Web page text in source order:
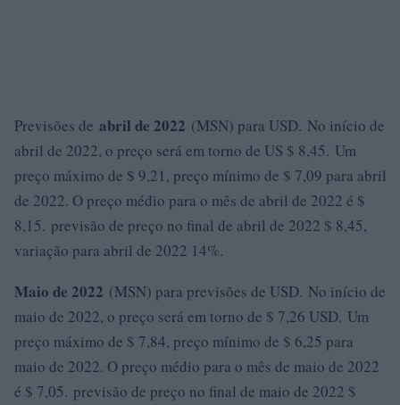
Previsões de abril de 2022 (MSN) para USD. No início de
abril de 2022, o preço será em torno de US $ 8,45. Um
preço máximo de $ 9,21, preço mínimo de $ 7,09 para abril
de 2022. O preço médio para o mês de abril de 2022 é $
8,15. previsão de preço no final de abril de 2022 $ 8,45,
variação para abril de 2022 14%.
Maio de 2022 (MSN) para previsões de USD. No início de
maio de 2022, o preço será em torno de $ 7,26 USD. Um
preço máximo de $ 7,84, preço mínimo de $ 6,25 para
maio de 2022. O preço médio para o mês de maio de 2022
é $ 7,05. previsão de preço no final de maio de 2022 $